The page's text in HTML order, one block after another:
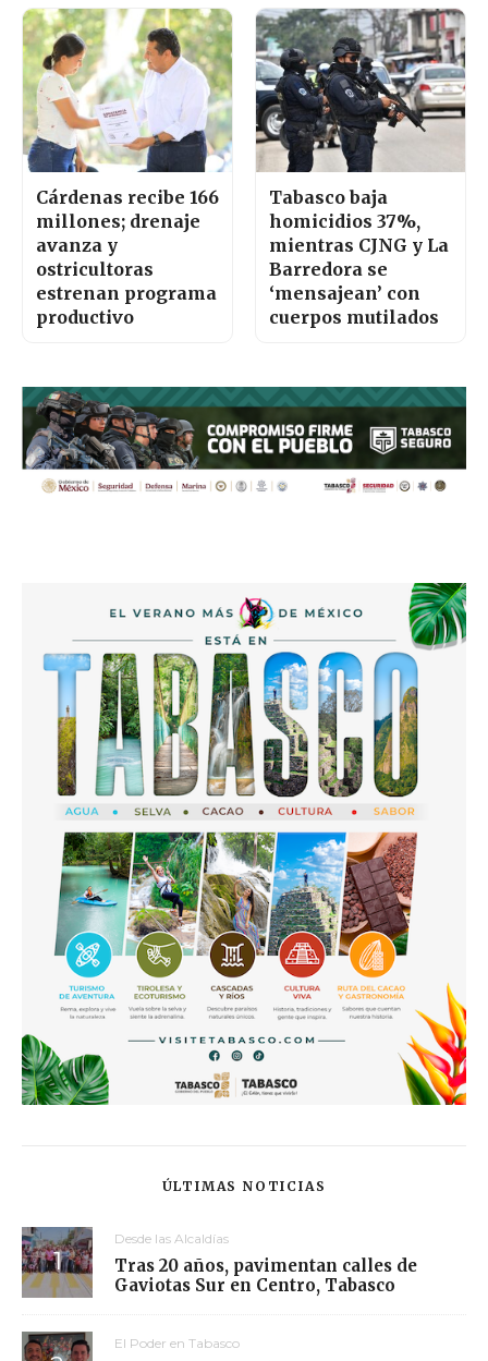
Cárdenas recibe 166
millones; drenaje
avanza y
ostricultoras
estrenan programa
productivo
Tabasco baja
homicidios 37%,
mientras CJNG y La
Barredora se
‘mensajean’ con
cuerpos mutilados
ÚLTIMAS NOTICIAS
Desde las Alcaldías
Tras 20 años, pavimentan calles de
Gaviotas Sur en Centro, Tabasco
El Poder en Tabasco